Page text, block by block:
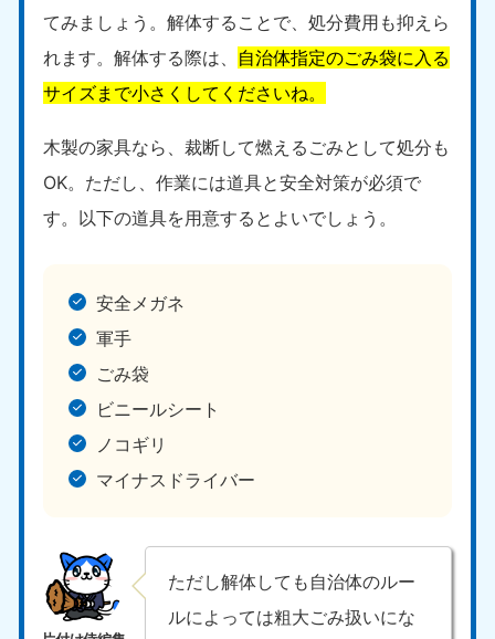
てみましょう。解体することで、処分費用も抑えら
れます。解体する際は、 自治体指定のごみ袋に入る
サイズまで小さくしてくださいね。
木製の家具なら、裁断して燃えるごみとして処分も
OK。ただし、作業には道具と安全対策が必須で
す。以下の道具を用意するとよいでしょう。
安全メガネ
軍手
ごみ袋
ビニールシート
ノコギリ
マイナスドライバー
ただし解体しても自治体のルー
ルによっては粗大ごみ扱いにな